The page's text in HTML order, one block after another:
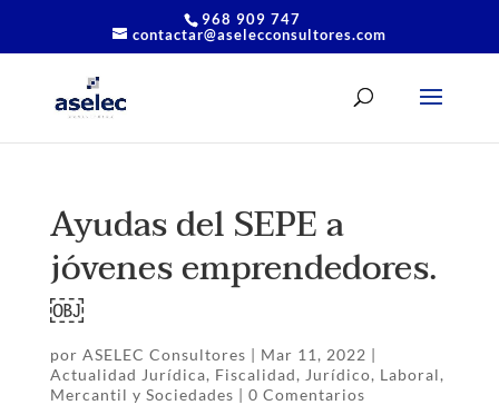
968 909 747
contactar@aselecconsultores.com
Ayudas del SEPE a
jóvenes emprendedores.
￼
por ASELEC Consultores | Mar 11, 2022 |
Actualidad Jurídica, Fiscalidad, Jurídico, Laboral,
Mercantil y Sociedades | 0 Comentarios